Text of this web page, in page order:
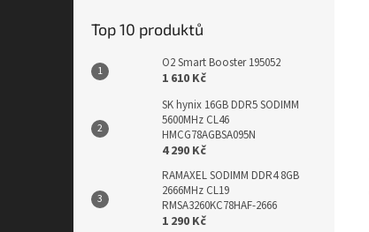
Top 10 produktů
O2 Smart Booster 195052
1 610 Kč
SK hynix 16GB DDR5 SODIMM
5600MHz CL46
HMCG78AGBSA095N
4 290 Kč
RAMAXEL SODIMM DDR4 8GB
2666MHz CL19
RMSA3260KC78HAF-2666
1 290 Kč